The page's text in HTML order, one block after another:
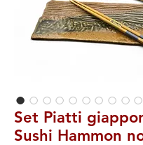
Set Piatti
Sushi Hammon